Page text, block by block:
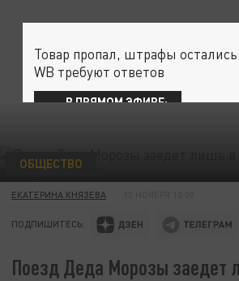
ОБЩЕСТВО
ЕКАТЕРИНА КНЯЗЕВА
ПОДПИШИТЕСЬ:
Поезд Деда Морозы заедет
Товар пропал, штрафы
WB требуют ответов
В ПРЯМОМ ЭФИРЕ: